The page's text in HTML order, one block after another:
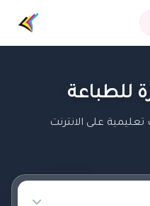
للطباعة
على الانترنت